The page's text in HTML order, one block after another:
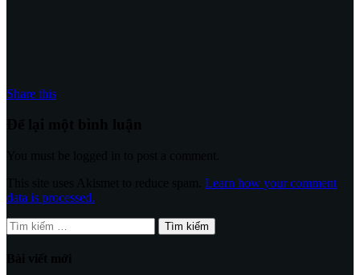
Share this
Learn how your comment
data is processed.
Tìm
kiếm